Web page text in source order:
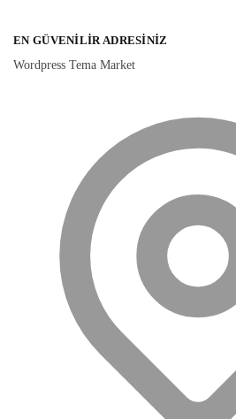
EN GÜVENILIR ADRESINIZ
Wordpress Tema Market